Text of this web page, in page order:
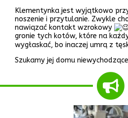
Klementynka jest wyjątkowo
noszenie i przytulanie. Zwykle
nawiązać kontakt wzrokowy
gronie tych kotów, które na
wygłaskać, bo inaczej umrą z
Szukamy jej domu